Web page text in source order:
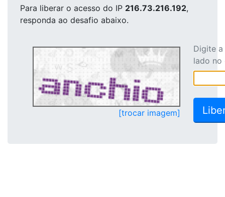
Para liberar o acesso do IP 216.73.216.192,
responda ao desafio abaixo.
[trocar imagem]
Digite
lado no